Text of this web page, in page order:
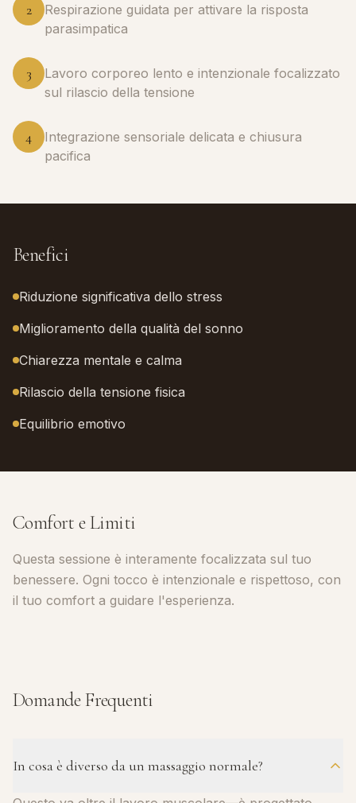
2
Respirazione guidata per attivare la risposta
parasimpatica
3
Lavoro corporeo lento e intenzionale focalizzato
sul rilascio della tensione
4
Integrazione sensoriale delicata e chiusura
pacifica
Benefici
Riduzione significativa dello stress
Miglioramento della qualità del sonno
Chiarezza mentale e calma
Rilascio della tensione fisica
Equilibrio emotivo
Comfort e Limiti
Questa sessione è interamente focalizzata sul tuo
benessere. Ogni tocco è intenzionale e rispettoso, con
il tuo comfort a guidare l'esperienza.
Domande Frequenti
In cosa è diverso da un massaggio normale?